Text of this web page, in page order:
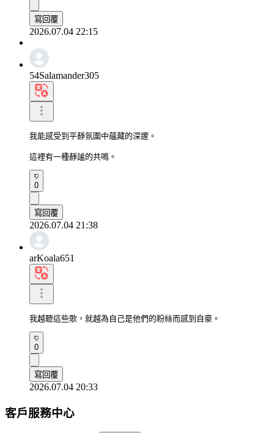
寫回覆
2026.07.04 22:15
54Salamander305
我能感受到平靜氛圍中蘊藏的深邃。
這裡有一種靜謐的共鳴。
0
寫回覆
2026.07.04 21:38
arKoala651
我越聽這些歌，就越為自己是他們的粉絲而感到自豪。
0
寫回覆
2026.07.04 20:33
客戶服務中心